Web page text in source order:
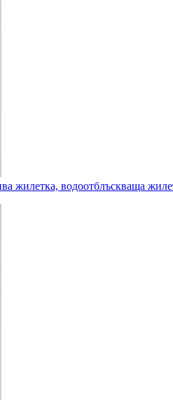
жилетка, водоотблъскваща